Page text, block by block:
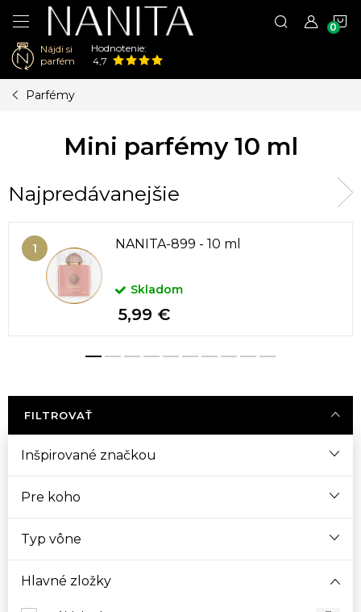
Nájdi si
parfém
Hodnotenie:
4,7
Parfémy
Mini parfémy 10 ml
Najpredávanejšie
NANITA-899 - 10 ml
Skladom
5,99 €
FILTROVAŤ
Inšpirované značkou
Pre koho
Typ vône
Hlavné zložky